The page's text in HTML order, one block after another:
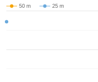
50 m 25 m